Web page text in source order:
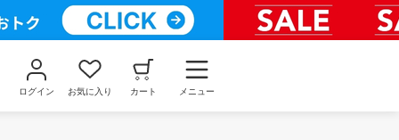
ログイン お気に入り カート メニュー